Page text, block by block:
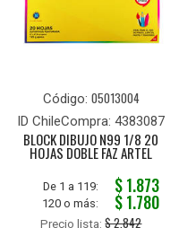
Código: 05013004
ID ChileCompra: 4383087
BLOCK DIBUJO N99 1/8 20
HOJAS DOBLE FAZ ARTEL
De 1 a 119: $ 1.873
120 o más: $ 1.780
Precio lista:$ 2.842